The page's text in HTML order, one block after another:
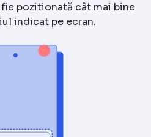
pozitionată cât mai bine
indicat pe ecran.